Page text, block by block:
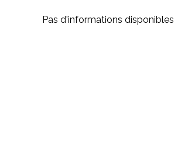
Pas d'informations disponibles